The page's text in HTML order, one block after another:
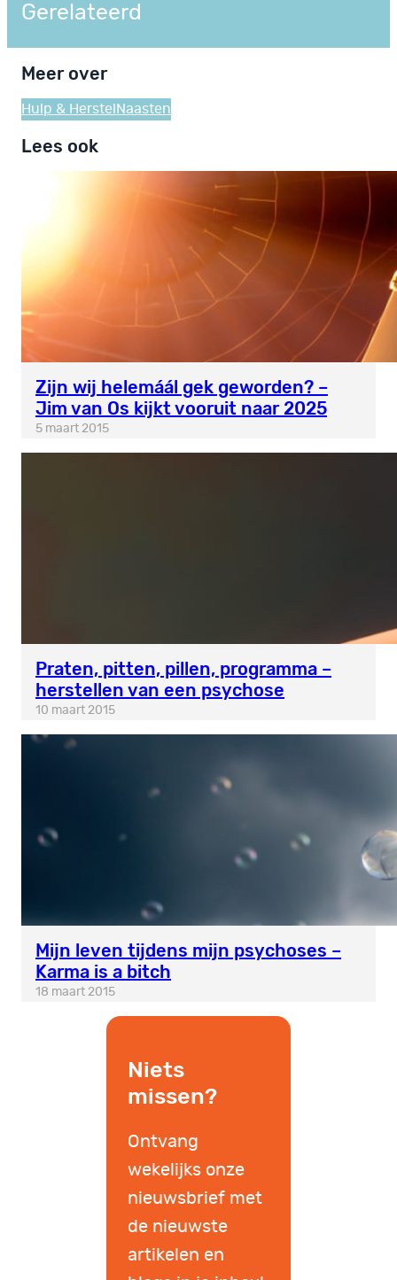
Gerelateerd
Meer over
Hulp & Herstel Naasten
Lees ook
Zijn wij helemáál gek geworden? –
Jim van Os kijkt vooruit naar 2025
5 maart 2015
Praten, pitten, pillen, programma –
herstellen van een psychose
10 maart 2015
Mijn leven tijdens mijn psychoses –
Karma is a bitch
18 maart 2015
Niets
missen?
Ontvang
wekelijks onze
nieuwsbrief met
de nieuwste
artikelen en